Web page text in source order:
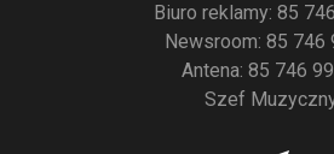
Biuro reklamy: 85
Newsroom: 85 746
Antena: 85 746
Szef